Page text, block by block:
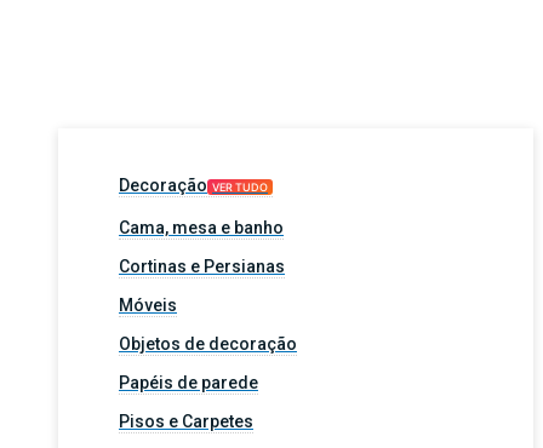
Decoração VER TUDO
Cama, mesa e banho
Cortinas e Persianas
Móveis
Objetos de decoração
Papéis de parede
Pisos e Carpetes